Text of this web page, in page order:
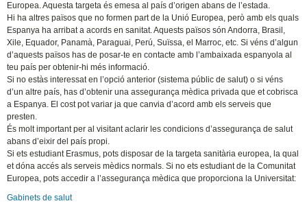
Europea. Aquesta targeta és emesa al país d’origen abans de l’estada.
Hi ha altres països que no formen part de la Unió Europea, però amb els quals
Espanya ha arribat a acords en sanitat. Aquests països són Andorra, Brasil,
Xile, Equador, Panamà, Paraguai, Perú, Suïssa, el Marroc, etc. Si véns d’algun
d’aquests països has de posar-te en contacte amb l’ambaixada espanyola al
teu país per obtenir-hi més informació.
Si no estàs interessat en l’opció anterior (sistema públic de salut) o si véns
d’un altre país, has d’obtenir una assegurança mèdica privada que et cobrisca
a Espanya. El cost pot variar ja que canvia d’acord amb els serveis que
presten.
És molt important per al visitant aclarir les condicions d’assegurança de salut
abans d’eixir del país propi.
Si ets estudiant Erasmus, pots disposar de la targeta sanitària europea, la qual
et dóna accés als serveis mèdics normals. Si no ets estudiant de la Comunitat
Europea, pots accedir a l’assegurança mèdica que proporciona la Universitat:
Gabinets de salut